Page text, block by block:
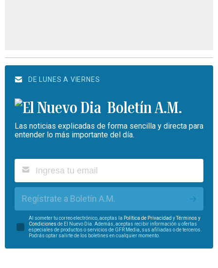
DE LUNES A VIERNES
Boletín A.M.
Las noticias explicadas de forma sencilla y directa para
entender lo más importante del día.
Regístrate a Boletín A.M.
Al someter tu correo electrónico, aceptas la Política de Privacidad y
Términos y
Condiciones de El Nuevo Día. Además, aceptas recibir información u ofertas
especiales de productos o servicios de GFR Media, sus afiliadas o de terceros.
Podrás optar salirte de los boletines en cualquier momento.